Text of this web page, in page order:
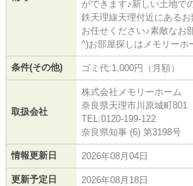
ができます♪新しい土地で
鉄天理線天理付近にある
お任せください♪素敵なお
^)お部屋探しはメモリー
条件(その他) ゴミ代:1,000円（月額）
取扱会社
株式会社メモリーホーム
奈良県天理市川原城町801
TEL:0120-199-122
奈良県知事 (6) 第3198号
情報更新日 2026年08月04日
更新予定日 2026年08月18日